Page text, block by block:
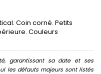
Coin corné. Petits
Couleurs
garantissant sa date et ses
les défauts majeurs sont listés